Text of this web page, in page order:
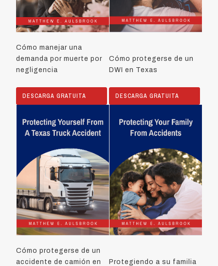
Cómo manejar una
demanda por muerte por
negligencia
DESCARGA GRATUITA
Cómo protegerse de un
DWI en Texas
DESCARGA GRATUITA
Cómo protegerse de un
accidente de camión en
Protegiendo a su familia